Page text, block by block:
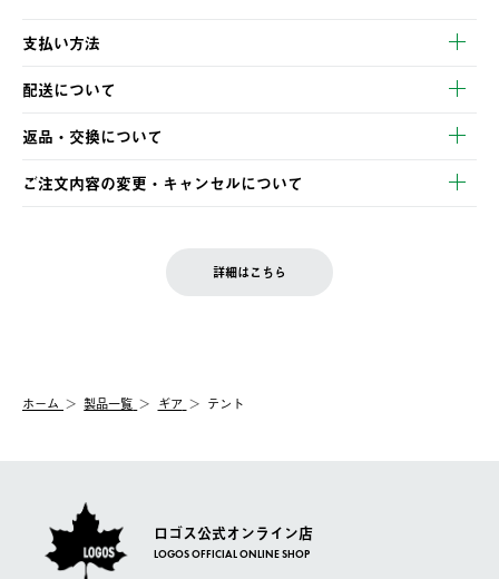
支払い方法
以下のいずれかの方法でお支払いいただけます。
・クレジットカード決済
・コンビニ決済
・Pay-easy決済
配送について
【発送スケジュール】
ご注文・ご入金完了より2営業日以内に商品を発送いたします。
土日祝の発送はございませんので、木曜日以降のご注文は週明け
の発送となる場合がございます。
【配送業者】
佐川急便にて配送されます。
返品・交換について
※お客様都合の場合
お客様都合の返品にかかる送料は、お客様ご負担とさせていただ
一度お手元の商品を返品いただき、ご希望商品を再注文してくだ
ご注文内容の変更・キャンセルについて
LOGOS FAMILY会員の方は、会員マイページ内 購入履歴画面に
詳細はこちら
ホーム 製品一覧 ギア テント
ロゴス公式オンライン店
LOGOS OFFICIAL ONLINE SHOP